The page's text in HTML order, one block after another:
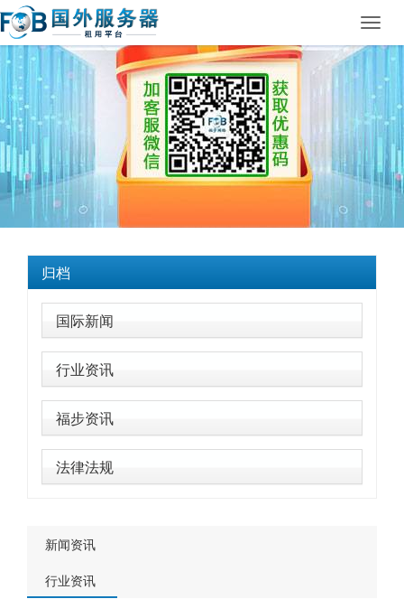
归档
国际新闻
行业资讯
福步资讯
法律法规
新闻资讯
行业资讯